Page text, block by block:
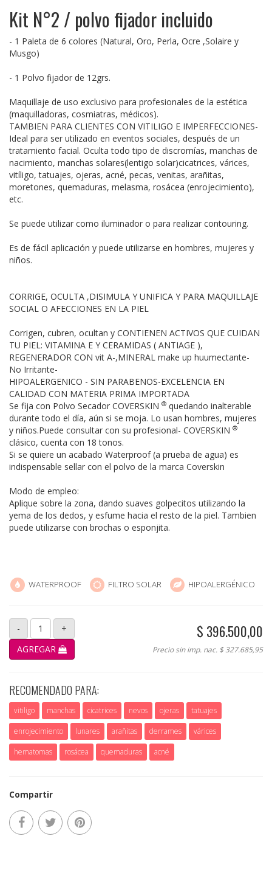
Kit N°2 / polvo fijador incluido
- 1 Paleta de 6 colores (Natural, Oro, Perla, Ocre ,Solaire y
Musgo)
- 1 Polvo fijador de 12grs.
Maquillaje de uso exclusivo para profesionales de la estética
(maquilladoras, cosmiatras, médicos).
TAMBIEN PARA CLIENTES CON VITILIGO E IMPERFECCIONES-
Ideal para ser utilizado en eventos sociales, después de un
tratamiento facial. Oculta todo tipo de discromías, manchas de
nacimiento, manchas solares(lentigo solar)cicatrices, várices,
vitíligo, tatuajes, ojeras, acné, pecas, venitas, arañitas,
moretones, quemaduras, melasma, rosácea (enrojecimiento),
etc.
Se puede utilizar como iluminador o para realizar contouring.
Es de fácil aplicación y puede utilizarse en hombres, mujeres y
niños.
CORRIGE, OCULTA ,DISIMULA Y UNIFICA Y PARA MAQUILLAJE
SOCIAL O AFECCIONES EN LA PIEL
Corrigen, cubren, ocultan y CONTIENEN ACTIVOS QUE CUIDAN
TU PIEL: VITAMINA E Y CERAMIDAS ( ANTIAGE ),
REGENERADOR CON vit A-,MINERAL make up huumectante-
No Irritante-
HIPOALERGENICO - SIN PARABENOS-EXCELENCIA EN
CALIDAD CON MATERIA PRIMA IMPORTADA
Se fija con Polvo Secador COVERSKIN ® quedando inalterable
durante todo el día, aún si se moja. Lo usan hombres, mujeres
y niños.Puede consultar con su profesional- COVERSKIN ®
clásico, cuenta con 18 tonos.
Si se quiere un acabado Waterproof (a prueba de agua) es
indispensable sellar con el polvo de la marca Coverskin
Modo de empleo:
Aplique sobre la zona, dando suaves golpecitos utilizando la
yema de los dedos, y esfume hacia el resto de la piel. Tambien
puede utilizarse con brochas o esponjita.
WATERPROOF FILTRO SOLAR HIPOALERGÉNICO
- 1
+
AGREGAR
$ 396.500,00
Precio sin imp. nac. $ 327.685,95
RECOMENDADO PARA:
vitiligo manchas cicatrices nevos ojeras
tatuajes
enrojecimiento
lunares arañitas derrames
várices
hematomas
rosácea quemaduras acné
Compartir